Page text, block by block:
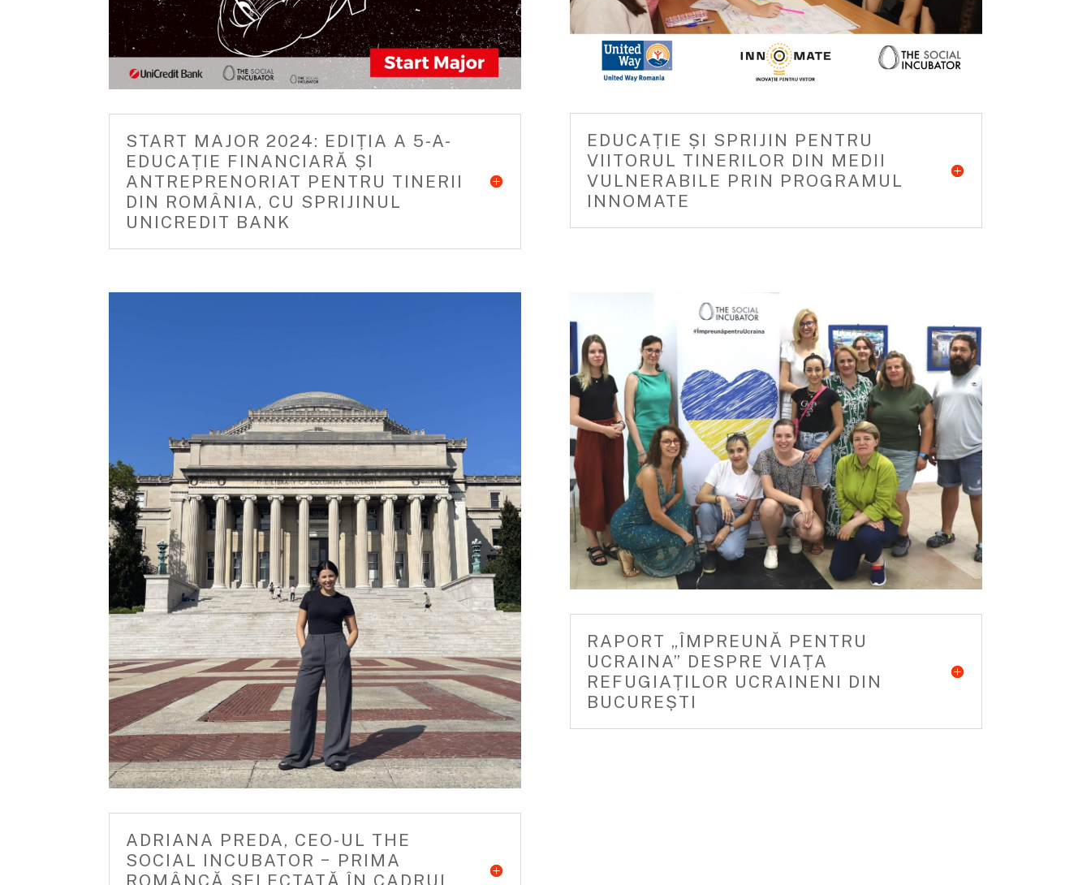
START MAJOR 2024: EDIȚIA A 5-A-
EDUCAȚIE FINANCIARĂ ȘI
ANTREPRENORIAT PENTRU TINERII
DIN ROMÂNIA, CU SPRIJINUL
UNICREDIT BANK
EDUCAȚIE ȘI SPRIJIN PENTRU
VIITORUL TINERILOR DIN MEDII
VULNERABILE PRIN PROGRAMUL
INNOMATE
ADRIANA PREDA, CEO-UL THE
SOCIAL INCUBATOR − PRIMA
ROMÂNCĂ SELECTATĂ ÎN CADRUL
RAPORT „ÎMPREUNĂ PENTRU
UCRAINA” DESPRE VIAȚA
REFUGIAȚILOR UCRAINENI DIN
BUCUREȘTI